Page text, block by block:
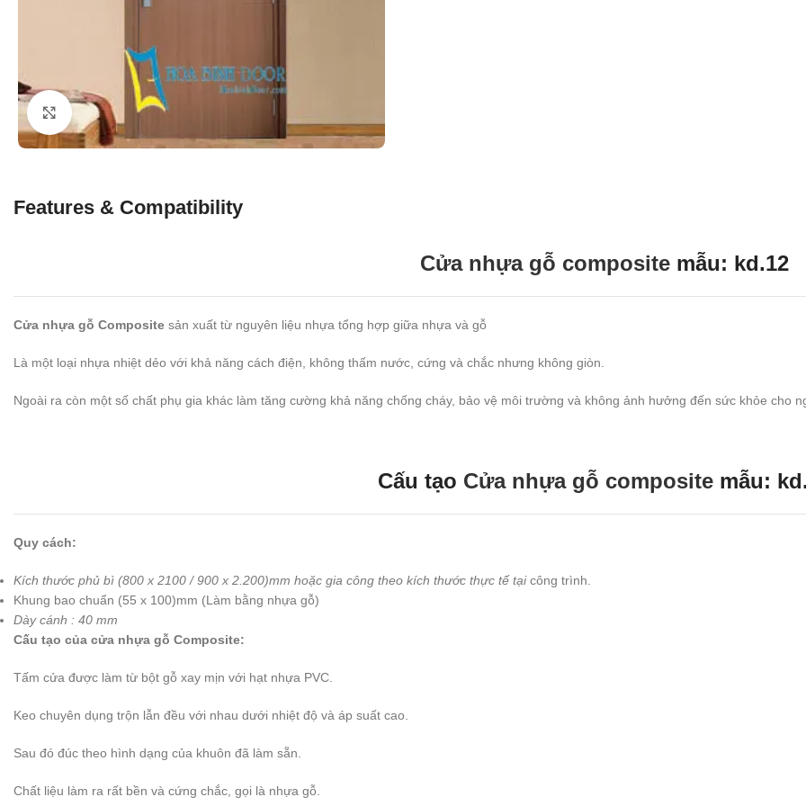
Click to enlarge
Features & Compatibility
Cửa nhựa gỗ composite mẫu: kd.12
Cửa nhựa gỗ Composite sản xuất từ nguyên liệu nhựa tổng hợp giữa nhựa và gỗ
Là một loại nhựa nhiệt dẻo với khả năng cách điện, không thấm nước, cứng và chắc nhưng không giòn.
Ngoài ra còn một số chất phụ gia khác làm tăng cường khả năng chống cháy, bảo vệ môi trường và không ảnh hưởng đến sức khỏe cho
Cấu tạo Cửa nhựa gỗ compositemẫu:
Quy cách:
Kích thước phủ bì (800 x 2100 / 900 x 2.200)mm hoặc gia công theo kích thước thực tế tạicông trình.
Khung bao chuẩn (55 x 100)mm (Làm bằng nhựa gỗ)
Dày cánh : 40 mm
Cấu tạo của cửa nhựa gỗ Composite:
Tấm cửa được làm từ bột gỗ xay mịn với hạt nhựa PVC.
Keo chuyên dụng trộn lẫn đều với nhau dưới nhiệt độ và áp suất cao.
Sau đó đúc theo hình dạng của khuôn đã làm sẵn.
Chất liệu làm ra rất bền và cứng chắc, gọi là nhựa gỗ.